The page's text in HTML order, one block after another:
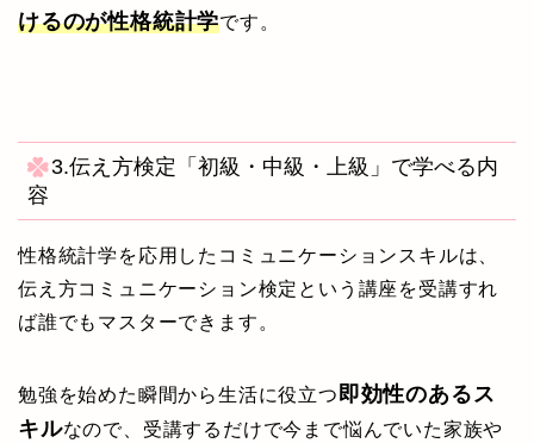
けるのが性格統計学です。
3.伝え方検定「初級・中級・上級」で学べる内
容
性格統計学を応用したコミュニケーションスキルは、
伝え方コミュニケーション検定という講座を受講すれ
ば誰でもマスターできます。
勉強を始めた瞬間から生活に役立つ即効性のあるス
キルなので、受講するだけで今まで悩んでいた家族や